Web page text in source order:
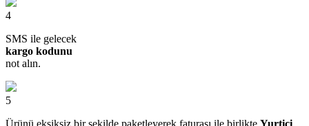
4
SMS ile gelecek
kargo kodunu
not alın.
5
Ürünü eksiksiz bir şekilde paketleyerek faturası ile birlikte Yurtiçi